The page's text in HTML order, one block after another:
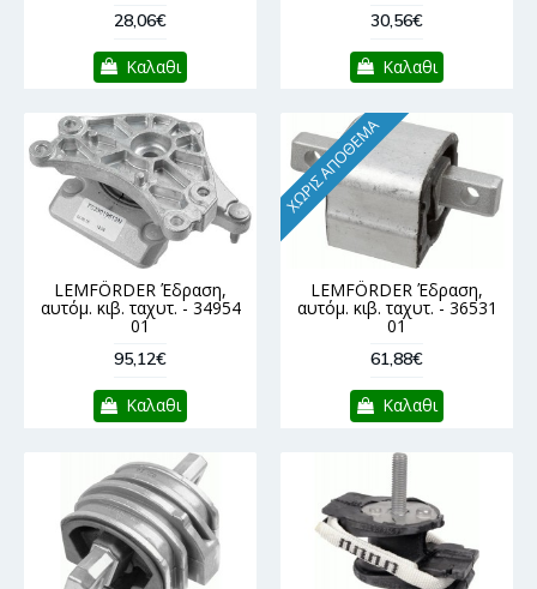
28,06€
Καλαθι
30,56€
Καλαθι
LEMFÖRDER Έδραση,
αυτόμ. κιβ. ταχυτ. - 34954
01
95,12€
Καλαθι
ΧΩΡΊΣ ΑΠΌΘΕΜΑ
LEMFÖRDER Έδραση,
αυτόμ. κιβ. ταχυτ. - 36531
01
61,88€
Καλαθι